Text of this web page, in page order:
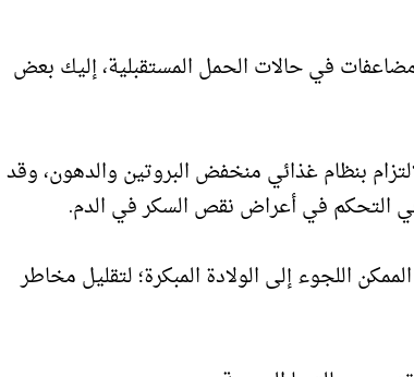
في حالات الحمل المستقبلية، إليك بعض
بنظام غذائي منخفض البروتين والدهون، وقد
التحكم في أعراض نقص السكر في الدم.
اللجوء إلى الولادة المبكرة؛ لتقليل مخاطر